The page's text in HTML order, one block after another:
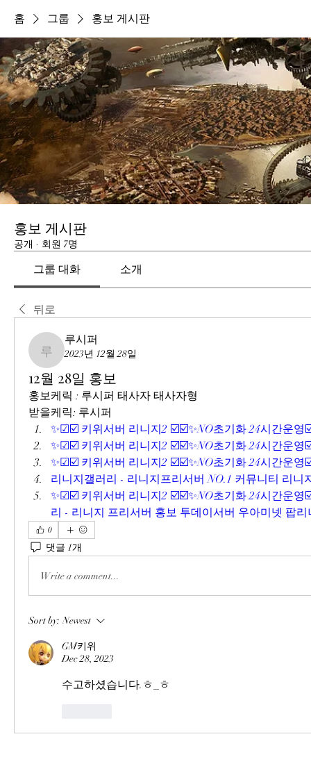
홈 그룹 홍보 게시판
홍보 게시판
공개 · 회원 7명
그룹 대화 소개
뒤로
루시퍼
루시퍼
2023년 12월 28일
12월 28일 홍보
홍보케릭 : 루시퍼 태사자 태사자형
받을케릭: 루시퍼
✨☑☑️ 키위서버 리니지2 ☑️☑️✨NO초기화 24시간운영
✨☑☑️ 키위서버 리니지2 ☑️☑️✨NO초기화 24시간운영
✨☑☑️ 키위서버 리니지2 ☑️☑️✨NO초기화 24시간운영
리니지갤러리 - 리니지프리서버 NO.1 커뮤니티 리니
✨☑☑️ 키위서버 리니지2 ☑️☑️✨NO초기화 24시간운영
리 - 리니지 프리서버 홍보 투데이서버 우아미넷 팝리
0
댓글 1개
Write a comment...
Sort by: Newest
GM키위
Dec 28, 2023
수고하셨습니다.ㅎ_ㅎ